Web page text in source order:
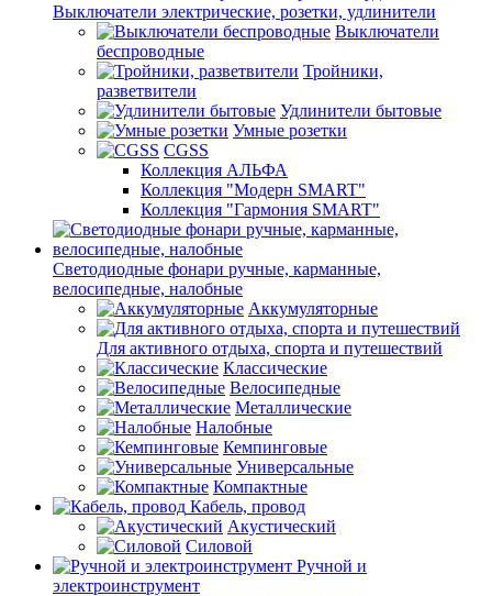
Выключатели электрические, розетки, удлинители
Выключатели
беспроводные
Тройники,
разветвители
Удлинители бытовые
Умные розетки
CGSS
Коллекция АЛЬФА
Коллекция "Модерн SMART"
Коллекция "Гармония SMART"
Светодиодные фонари ручные, карманные,
велосипедные, налобные
Аккумуляторные
Для активного отдыха, спорта и путешествий
Классические
Велосипедные
Металлические
Налобные
Кемпинговые
Универсальные
Компактные
Кабель, провод
Акустический
Силовой
Ручной и
электроинструмент